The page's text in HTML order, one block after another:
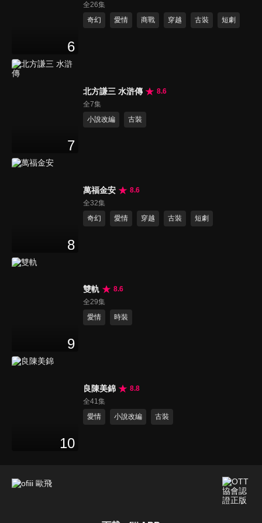
6
全26集
奇幻
愛情 商戰 穿越 古裝 短劇
7
北方謙三 水滸傳
8.6
全7集
小說改編
古裝
8
萬福金安
8.6
全32集
奇幻
愛情 穿越 古裝 短劇
9
雙軌
8.6
全29集
愛情
時裝
10
良陳美錦
8.8
全41集
愛情
小說改編 古裝